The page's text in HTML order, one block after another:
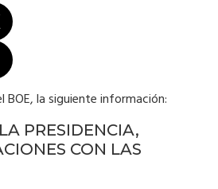
BOE, la siguiente información:
PRESIDENCIA,
CON LAS